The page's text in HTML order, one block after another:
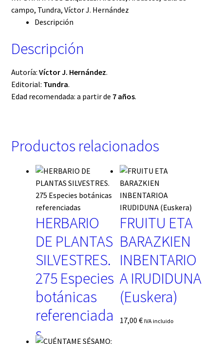
campo, Tundra, Víctor J. Hernández
Descripción
Descripción
Autoría: Víctor J. Hernández.
Editorial: Tundra.
Edad recomendada: a partir de 7 años.
Productos relacionados
HERBARIO
DE PLANTAS
SILVESTRES.
275 Especies
botánicas
referenciada
s
FRUITU ETA
BARAZKIEN
INBENTARIO
A IRUDIDUNA
(Euskera)
17,00€ IVA incluido